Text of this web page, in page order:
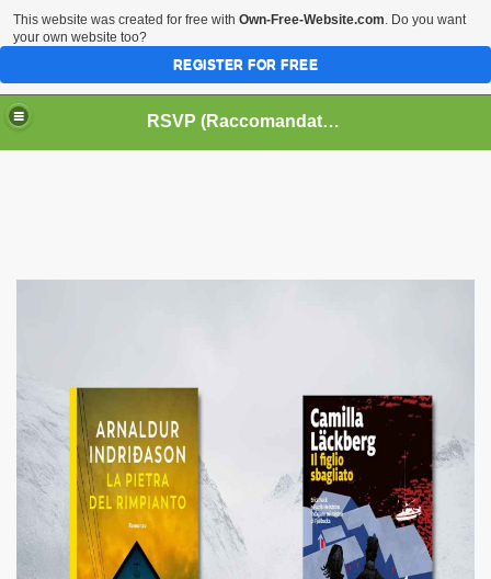
HOME BIOGRAFIE
CINEMA
DATABASE LIBRI
LIBRI
MUSICA
RSVP (Raccomandati Se Vi Piacciono)
edizione del Premio Strega.
This website was created for free with Own-Free-Website.com. Do you want
your own website too?
REGISTER FOR FREE